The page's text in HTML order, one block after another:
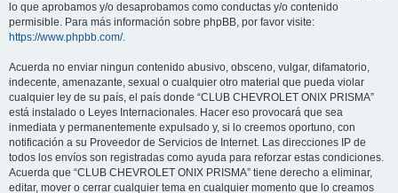
lo que aprobamos y/o desaprobamos como conductas y/o contenido
permisible. Para más información sobre phpBB, por favor visite:
https://www.phpbb.com/.
Acuerda no enviar ningun contenido abusivo, obsceno, vulgar, difamatorio,
indecente, amenazante, sexual o cualquier otro material que pueda violar
cualquier ley de su país, el país donde “CLUB CHEVROLET ONIX PRISMA”
está instalado o Leyes Internacionales. Hacer eso provocará que sea
inmediata y permanentemente expulsado y, si lo creemos oportuno, con
notificación a su Proveedor de Servicios de Internet. Las direcciones IP de
todos los envíos son registradas como ayuda para reforzar estas condiciones.
Acuerda que “CLUB CHEVROLET ONIX PRISMA” tiene derecho a eliminar,
editar, mover o cerrar cualquier tema en cualquier momento que lo creamos